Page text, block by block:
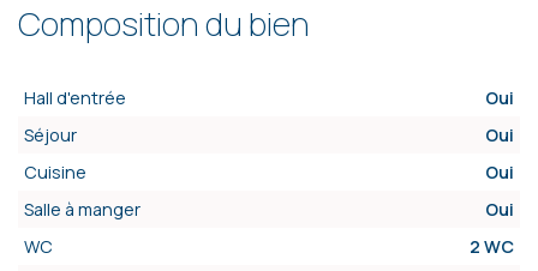
Composition du bien
Hall d'entrée
Oui
Séjour
Oui
Cuisine
Oui
Salle à manger
Oui
WC
2 WC